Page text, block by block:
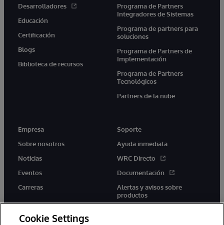
Desarrolladores
Educación
Certificación
Blogs
Biblioteca de recursos
Programa de Partners
Integradores de Sistemas
Programa de partners para
soluciones
Programa de Partners de
Implementación
Programa de Partners
Tecnológicos
Partners de la nube
Empresa
Sobre nosotros
Noticias
Eventos
Carreras
Soporte
Ayuda inmediata
WRC Directo
Documentación
Alertas y avisos sobre
productos
Cookie Settings